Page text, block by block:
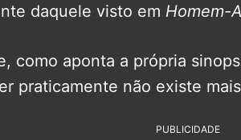
daquele visto em Homem-
como aponta a própria
praticamente não existe
PUBLICIDADE